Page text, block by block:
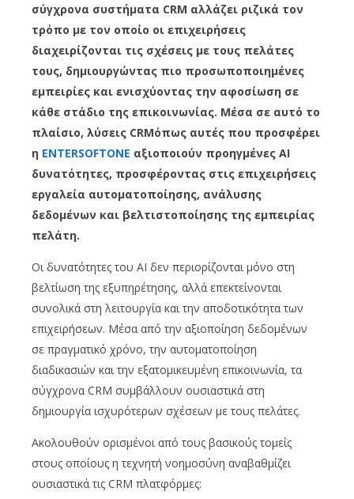
σύγχρονα συστήματα CRM αλλάζει ριζικά τον
τρόπο με τον οποίο οι επιχειρήσεις
διαχειρίζονται τις σχέσεις με τους πελάτες
τους, δημιουργώντας πιο προσωποποιημένες
εμπειρίες και ενισχύοντας την αφοσίωση σε
κάθε στάδιο της επικοινωνίας. Μέσα σε αυτό το
πλαίσιο, λύσεις CRMόπως αυτές που προσφέρει
η ENTERSOFTONE αξιοποιούν προηγμένες AI
δυνατότητες, προσφέροντας στις επιχειρήσεις
εργαλεία αυτοματοποίησης, ανάλυσης
δεδομένων και βελτιστοποίησης της εμπειρίας
πελάτη.
Οι δυνατότητες του AI δεν περιορίζονται μόνο στη
βελτίωση της εξυπηρέτησης, αλλά επεκτείνονται
συνολικά στη λειτουργία και την αποδοτικότητα των
επιχειρήσεων. Μέσα από την αξιοποίηση δεδομένων
σε πραγματικό χρόνο, την αυτοματοποίηση
διαδικασιών και την εξατομικευμένη επικοινωνία, τα
σύγχρονα CRM συμβάλλουν ουσιαστικά στη
δημιουργία ισχυρότερων σχέσεων με τους πελάτες.
Ακολουθούν ορισμένοι από τους βασικούς τομείς
στους οποίους η τεχνητή νοημοσύνη αναβαθμίζει
ουσιαστικά τις CRM πλατφόρμες: